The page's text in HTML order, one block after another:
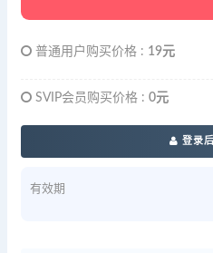
普通用户购买价格 : 19元
SVIP会员购买价格 : 0元
登录
有效期